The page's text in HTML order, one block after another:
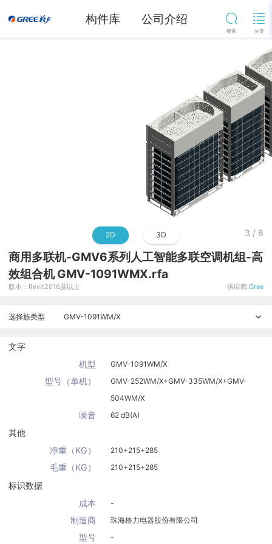
构件库 公司介绍
3 / 8
2D 3D
商用多联机-GMV6系列人工智能多联空调机组-高
效组合机 GMV-1091WMX.rfa
版本：Revit2016及以上 供应商:Gree
选择族类型 GMV-1091WM/X
文字
机型
GMV-1091WM/X
型号（单机）
GMV-252WM/X+GMV-335WM/X+GMV-
504WM/X
噪音 62 dB(A)
其他
净重（KG）
210+215+285
毛重（KG） 210+215+285
标识数据
成本
-
制造商 珠海格力电器股份有限公司
型号 -